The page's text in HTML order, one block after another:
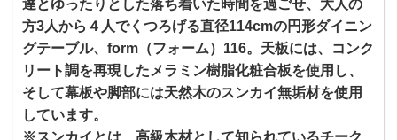
達とゆったりとした落ち着いた時間を過ごせ、大人の
方3人から４人でくつろげる直径114cmの円形ダイニン
グテーブル、form（フォーム）116。天板には、コンク
リート調を再現したメラミン樹脂化粧合板を使用し、
そして幕板や脚部には天然木のスンカイ無垢材を使用
しています。
※スンカイとは、高級木材として知られているチーク